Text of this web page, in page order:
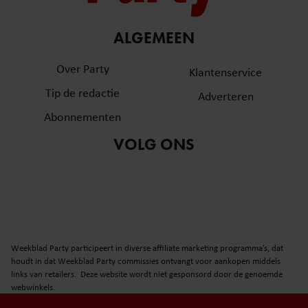
informatie over uw gebruik van onze site met onze
partners voor social media, adverteren en analyse. Deze
informatie die u aan ze heeft verstrekt of die ze hebben
gaat akkoord met onze cookies als u onze website blijft
gebruiken.
ALGEMEEN
Over Party
Tip de redactie
Abonnementen
Klantenservice
Adverteren
VOLG ONS
Weekblad Party participeert in diverse affiliate marketing programma’s, dat
houdt in dat Weekblad Party commissies ontvangt voor aankopen middels
links van retailers. Deze website wordt niet gesponsord door de genoemde
webwinkels.